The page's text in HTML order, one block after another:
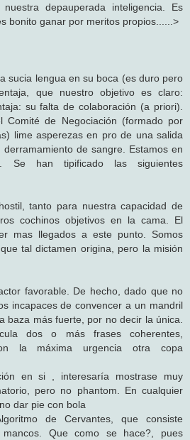
depauperada inteligencia. Es
bonito ganar por meritos propios......>
sucia lengua en su boca (es duro pero
que nuestro objetivo es claro:
su falta de colaboración (a priori).
de Negociación (formado por
lime asperezas en pro de una salida
de sangre. Estamos en
Se han tipificado las siguientes
tanto para nuestra capacidad de
cochinos objetivos en la cama. El
mas llegados a este punto. Somos
tal dictamen origina, pero la misión
favorable. De hecho, dado que no
incapaces de convencer a un mandril
baza más fuerte, por no decir la única.
dos o más frases coherentes,
la máxima urgencia otra copa
en si , interesaría mostrase muy
pero no phantom. En cualquier
dar pie con bola
de Cervantes, que consiste
Que como se hace?, pues